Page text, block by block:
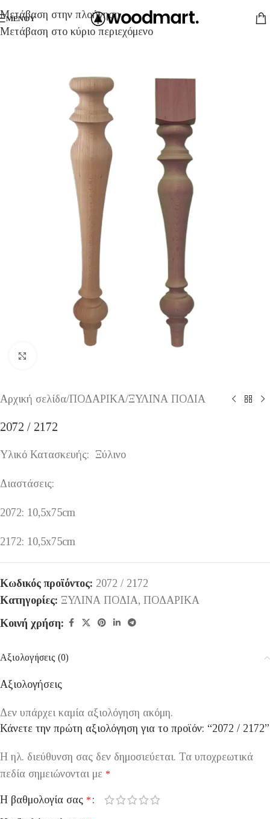
Μετάβαση στην πλοήγηση
Μετάβαση στο κύριο περιεχόμενο
ΜΕΝΟΎ
Αρχική σελίδα/ΠΟΔΑΡΙΚΑ/ΞΥΛΙΝΑ ΠΟΔΙΑ
2072 / 2172
Υλικό Κατασκευής: Ξύλινο
Διαστάσεις:
2072: 10,5x75cm
2172: 10,5x75cm
Κωδικός προϊόντος: 2072 / 2172
Κατηγορίες: ΞΥΛΙΝΑ ΠΟΔΙΑ, ΠΟΔΑΡΙΚΑ
Κοινή χρήση:
Αξιολογήσεις (0)
Αξιολογήσεις
Δεν υπάρχει καμία αξιολόγηση ακόμη.
Κάνετε την πρώτη αξιολόγηση για το προϊόν: “2072 / 2172”
Η ηλ. διεύθυνση σας δεν δημοσιεύεται. Τα υποχρεωτικά
πεδία σημειώνονται με *
Η βαθμολογία σας *